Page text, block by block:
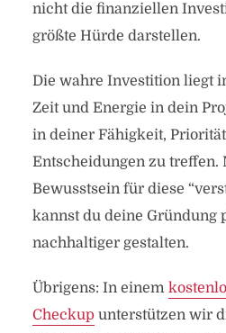
nicht die finanziellen
größte Hürde darstellen.
Die wahre Investition liegt
Zeit und Energie in dein
in deiner Fähigkeit,
Entscheidungen zu treffen.
Bewusstsein für diese
kannst du deine Gründung
nachhaltiger gestalten.
Übrigens: In einem
Checkupunterstützen wir